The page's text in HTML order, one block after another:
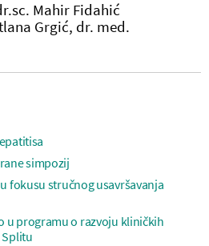
Mahir Fidahić
Grgić, dr. med.
simpozij
fokusu stručnog usavršavanja
u programu o razvoju kliničkih